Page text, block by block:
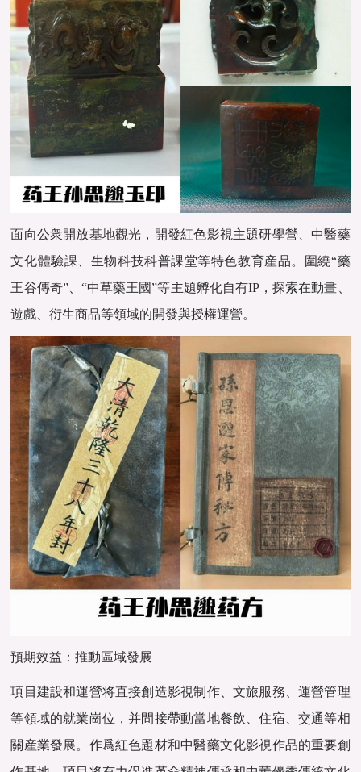
面向公衆開放基地觀光，開發紅色影視主題研學營、中醫藥
文化體驗課、生物科技科普課堂等特色教育産品。圍繞“藥
王谷傳奇”、“中草藥王國”等主題孵化自有IP，探索在動畫、
遊戲、衍生商品等領域的開發與授權運營。
預期效益：推動區域發展
項目建設和運營将直接創造影視制作、文旅服務、運營管理
等領域的就業崗位，并間接帶動當地餐飲、住宿、交通等相
關産業發展。作爲紅色題材和中醫藥文化影視作品的重要創